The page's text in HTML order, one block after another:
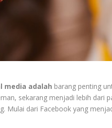
media adalah barang penting
sekarang menjadi lebih dari
Mulai dari Facebook yang